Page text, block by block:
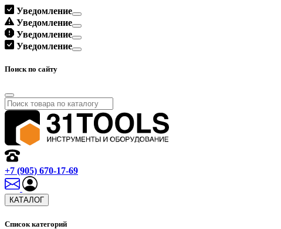
Уведомление
Уведомление
Уведомление
Уведомление
Поиск по сайту
+7 (905) 670-17-69
КАТАЛОГ
Список категорий